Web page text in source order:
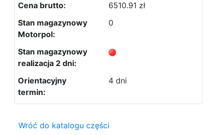
6510.91 zł
0
4 dni
Wróć do katalogu części